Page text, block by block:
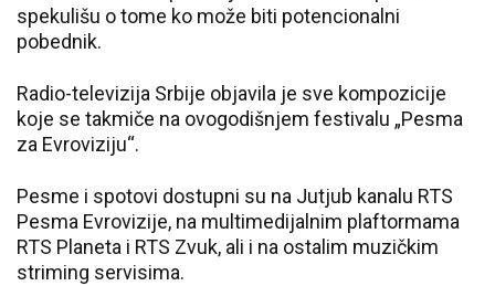
spekulišu o tome ko može biti potencionalni
pobednik.
Radio-televizija Srbije objavila je sve kompozicije
koje se takmiče na ovogodišnjem festivalu „Pesma
za Evroviziju“.
Pesme i spotovi dostupni su na Jutjub kanalu RTS
Pesma Evrovizije, na multimedijalnim plaftormama
RTS Planeta i RTS Zvuk, ali i na ostalim muzičkim
striming servisima.